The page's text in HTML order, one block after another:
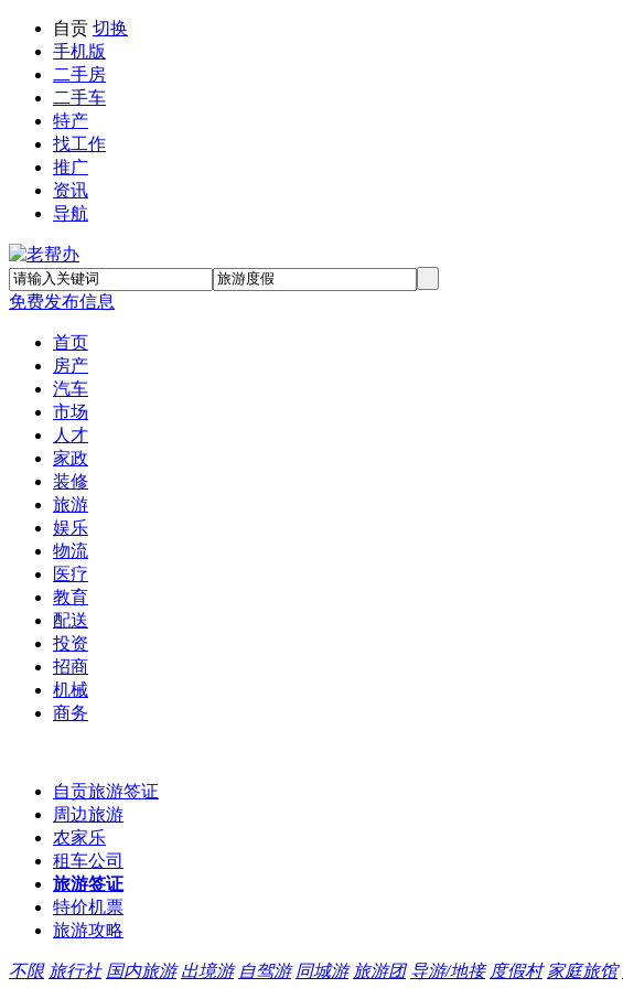
自贡 切换
手机版
二手房
二手车
特产
找工作
推广
资讯
导航
免费发布信息
首页
房产
汽车
市场
人才
家政
装修
旅游
娱乐
物流
医疗
教育
配送
投资
招商
机械
商务
自贡旅游签证
周边旅游
农家乐
租车公司
旅游签证
特价机票
旅游攻略
不限 旅行社 国内旅游 出境游 自驾游 同城游 旅游团 导游/地接 度假村 家庭旅馆